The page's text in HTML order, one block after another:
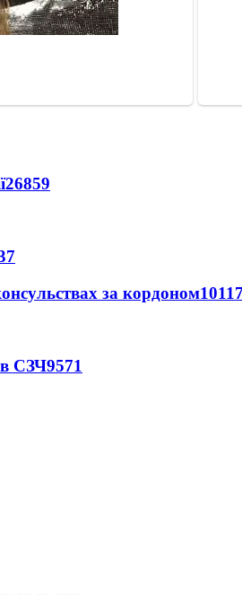
26859
за кордоном10117
СЗЧ9571